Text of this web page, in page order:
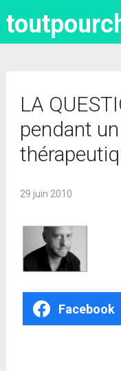
LA
pendant
29 juin 2010
Facebook